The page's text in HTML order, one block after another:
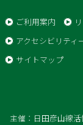
ご利用案内
アクセシビリティ
サイトマップ
主催：日田彦山線